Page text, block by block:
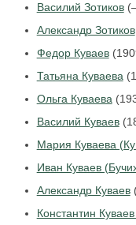
Василий Зотиков
Александр Зотиков
Федор Куваев
Татьяна Куваева
Ольга Куваева
Василий Куваев
Мария Куваева
Иван Куваев
Александр Куваев
Константин